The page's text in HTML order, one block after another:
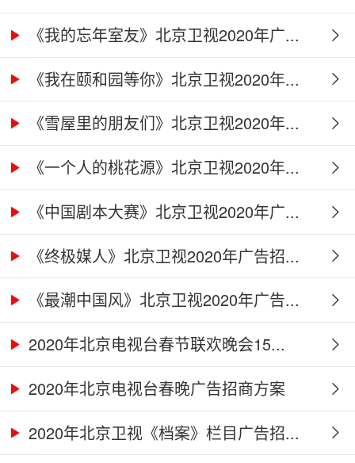
牌...《我的忘年室友》北京卫视2020年广...
《我在颐和园等你》北京卫视2020年...
《雪屋里的朋友们》北京卫视2020年...
《一个人的桃花源》北京卫视2020年...
《中国剧本大赛》北京卫视2020年广...
《终极媒人》北京卫视2020年广告招...
《最潮中国风》北京卫视2020年广告...
2020年北京电视台春节联欢晚会15...
2020年北京电视台春晚广告招商方案
2020年北京卫视《档案》栏目广告招...